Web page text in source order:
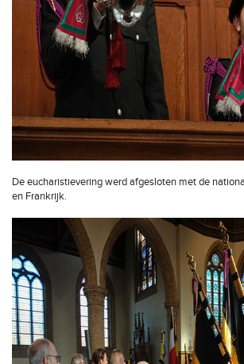
De eucharistievering werd afgesloten met de
en Frankrijk.